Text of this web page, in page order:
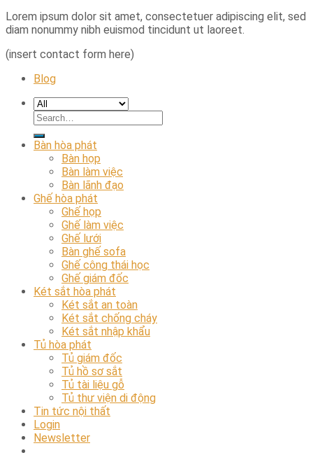
Lorem ipsum dolor sit amet, consectetuer adipiscing elit, sed
diam nonummy nibh euismod tincidunt ut laoreet.
(insert contact form here)
Blog
Bàn hòa phát
Bàn họp
Bàn làm việc
Bàn lãnh đạo
Ghế hòa phát
Ghế họp
Ghế làm việc
Ghế lưới
Bàn ghế sofa
Ghế công thái học
Ghế giám đốc
Két sắt hòa phát
Két sắt an toàn
Két sắt chống cháy
Két sắt nhập khẩu
Tủ hòa phát
Tủ giám đốc
Tủ hồ sơ sắt
Tủ tài liệu gỗ
Tủ thư viện di động
Tin tức nội thất
Login
Newsletter